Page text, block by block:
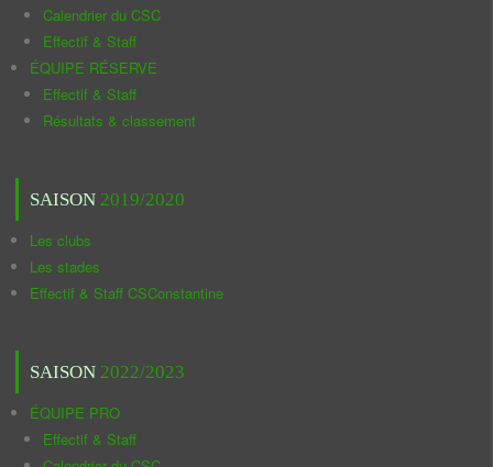
Calendrier du CSC
Effectif & Staff
ÉQUIPE RÉSERVE
Effectif & Staff
Résultats & classement
SAISON 2019/2020
Les clubs
Les stades
Effectif & Staff CSConstantine
SAISON 2022/2023
ÉQUIPE PRO
Effectif & Staff